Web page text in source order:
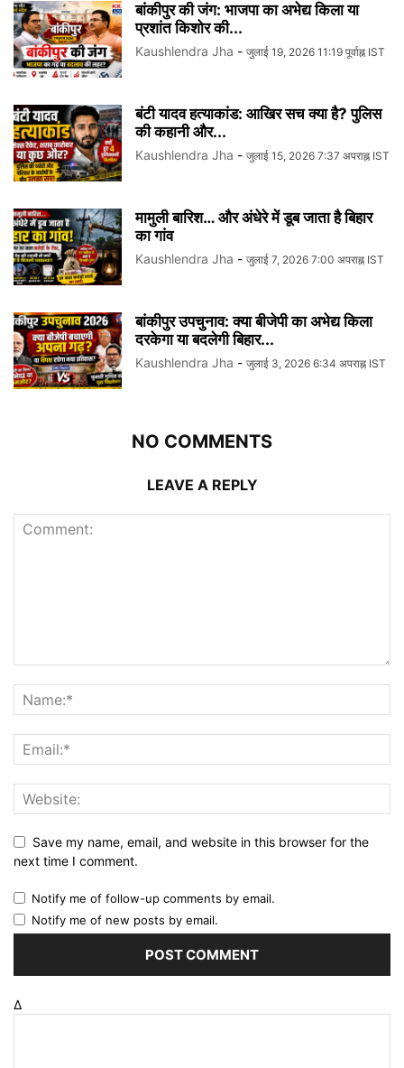
बांकीपुर की जंग: भाजपा का अभेद्य किला या
प्रशांत किशोर की...
Kaushlendra Jha - जुलाई 19, 2026 11:19 पूर्वाह्न IST
बंटी यादव हत्याकांड: आखिर सच क्या है? पुलिस
की कहानी और...
Kaushlendra Jha - जुलाई 15, 2026 7:37 अपराह्न IST
मामुली बारिश… और अंधेरे में डूब जाता है बिहार
का गांव
Kaushlendra Jha - जुलाई 7, 2026 7:00 अपराह्न IST
बांकीपुर उपचुनाव: क्या बीजेपी का अभेद्य किला
दरकेगा या बदलेगी बिहार...
Kaushlendra Jha - जुलाई 3, 2026 6:34 अपराह्न IST
NO COMMENTS
LEAVE A REPLY
Save my name, email, and website in this browser for the
next time I comment.
Notify me of follow-up comments by email.
Notify me of new posts by email.
Δ